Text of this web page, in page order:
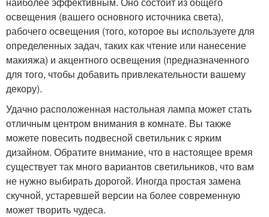
освещения (вашего основного источника света),
рабочего освещения (того, которое вы используете для
определенных задач, таких как чтение или нанесение
макияжа) и акцентного освещения (предназначенного
для того, чтобы добавить привлекательности вашему
декору).
Удачно расположенная настольная лампа может стать
отличным центром внимания в комнате. Вы также
можете повесить подвесной светильник с ярким
дизайном. Обратите внимание, что в настоящее время
существует так много вариантов светильников, что вам
не нужно выбирать дорогой. Иногда простая замена
скучной, устаревшей версии на более современную
может творить чудеса.